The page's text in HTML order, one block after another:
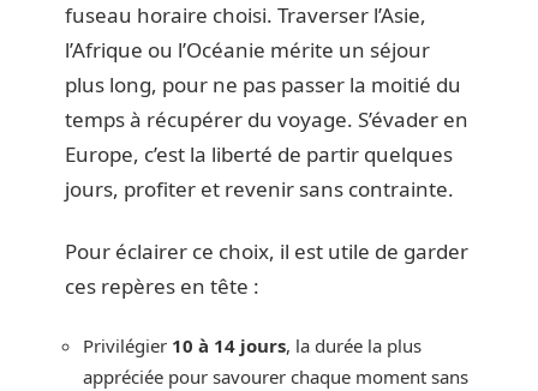
fuseau horaire choisi. Traverser l’Asie,
l’Afrique ou l’Océanie mérite un séjour
plus long, pour ne pas passer la moitié du
temps à récupérer du voyage. S’évader en
Europe, c’est la liberté de partir quelques
jours, profiter et revenir sans contrainte.
Pour éclairer ce choix, il est utile de garder
ces repères en tête :
Privilégier 10 à 14 jours, la durée la plus
appréciée pour savourer chaque moment sans